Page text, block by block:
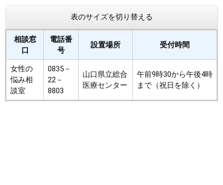
表のサイズを切り替える
相談窓
口
電話番
号
設置場所 受付時間
女性の
悩み相
談室
0835－
22－
8803
山口県立総合
医療センター
午前9時30から午後4時
まで（祝日を除く）